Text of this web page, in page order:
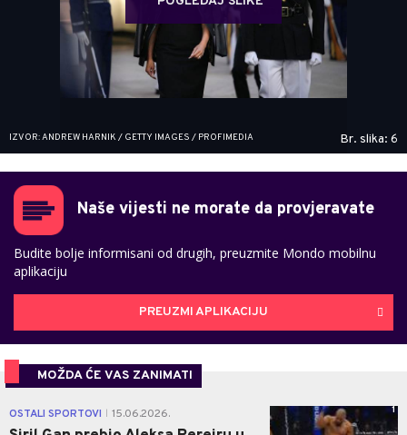
IZVOR: ANDREW HARNIK / GETTY IMAGES / PROFIMEDIA Br. slika: 6
Naše vijesti ne morate da provjeravate
Budite bolje informisani od drugih, preuzmite Mondo mobilnu
aplikaciju
PREUZMI APLIKACIJU
MOŽDA ĆE VAS ZANIMATI
OSTALI SPORTOVI 15.06.2026. 1